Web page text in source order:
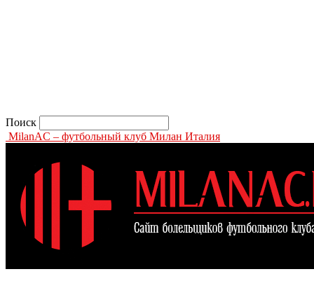
Поиск
MilanAC – футбольный клуб Милан Италия